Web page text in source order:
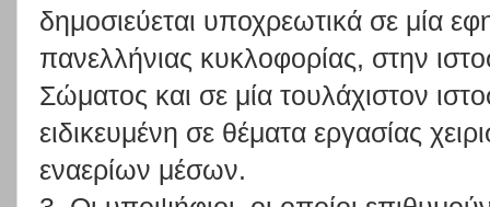
δημοσιεύεται υποχρεωτικά σε μία
πανελλήνιας κυκλοφορίας, στην
Σώματος και σε μία τουλάχιστον
ειδικευμένη σε θέματα εργασίας
εναερίων μέσων.